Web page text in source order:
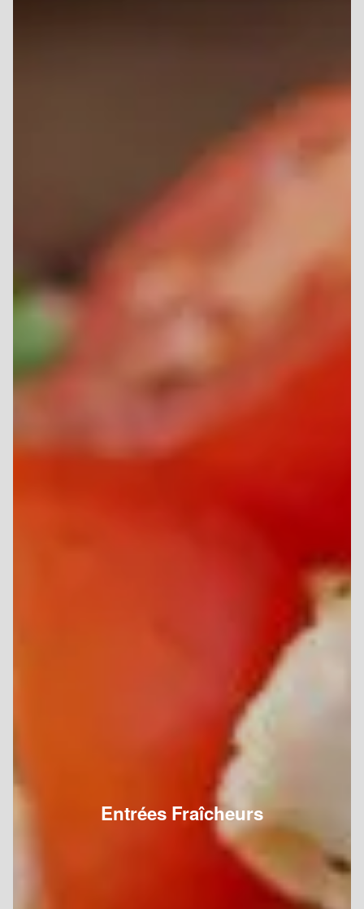
Entrées Fraîcheurs